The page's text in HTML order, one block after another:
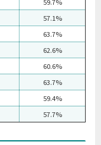
57.1%
63.7%
62.6%
60.6%
63.7%
59.4%
57.7%